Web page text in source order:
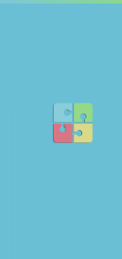
Перейти